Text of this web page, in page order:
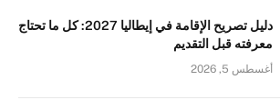
دليل تصريح الإقامة في إيطاليا 2027: كل ما تحتاج
معرفته قبل التقديم
أغسطس 5, 2026